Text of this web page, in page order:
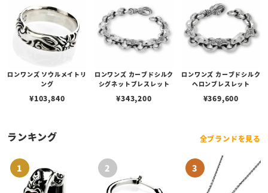
ロンワンズ ソウルメイトリ
ング
¥103,840
ロンワンズ カーブドシルク
シグネットブレスレット
¥343,200
ロンワンズ カーブドシルク
ヘロンブレスレット
¥369,600
ランキング 全ブランドを見る